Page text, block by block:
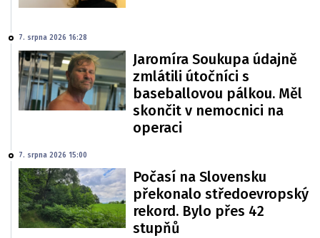
7. srpna 2026 16:28
Jaromíra Soukupa údajně
zmlátili útočníci s
baseballovou pálkou. Měl
skončit v nemocnici na
operaci
7. srpna 2026 15:00
Počasí na Slovensku
překonalo středoevropský
rekord. Bylo přes 42
stupňů